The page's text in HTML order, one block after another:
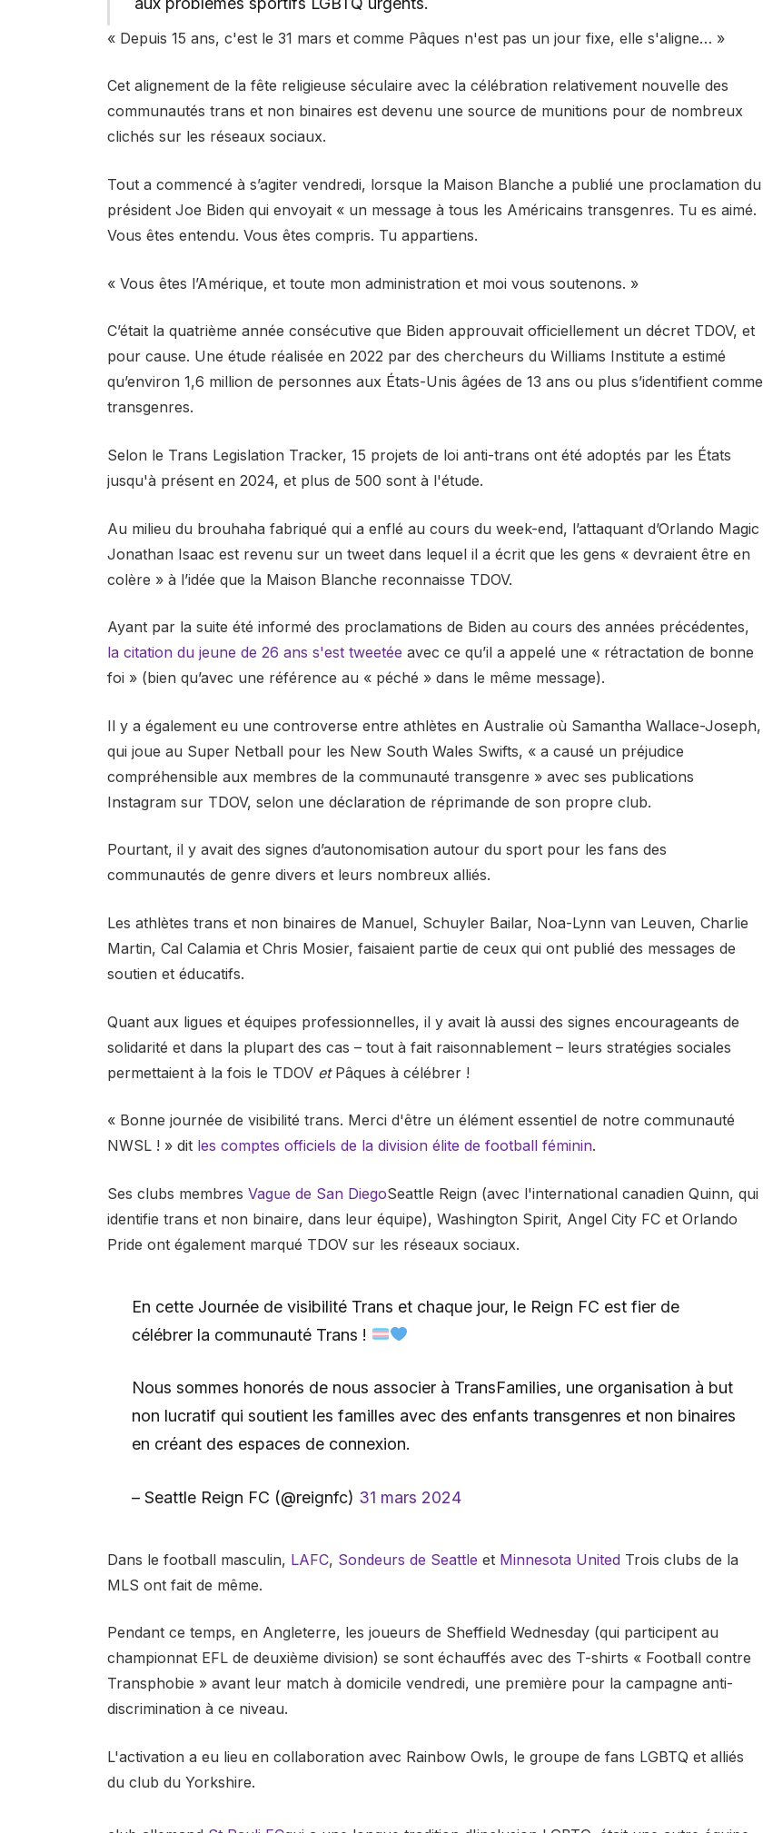
« Depuis 15 ans, c'est le 31 mars et comme Pâques n'est pas un jour fixe, elle s'aligne… »
Cet alignement de la fête religieuse séculaire avec la célébration relativement nouvelle des
communautés trans et non binaires est devenu une source de munitions pour de nombreux
clichés sur les réseaux sociaux.
Tout a commencé à s’agiter vendredi, lorsque la Maison Blanche a publié une proclamation du
président Joe Biden qui envoyait « un message à tous les Américains transgenres. Tu es aimé.
Vous êtes entendu. Vous êtes compris. Tu appartiens.
« Vous êtes l’Amérique, et toute mon administration et moi vous soutenons. »
C’était la quatrième année consécutive que Biden approuvait officiellement un décret TDOV, et
pour cause. Une étude réalisée en 2022 par des chercheurs du Williams Institute a estimé
qu’environ 1,6 million de personnes aux États-Unis âgées de 13 ans ou plus s’identifient comme
transgenres.
Selon le Trans Legislation Tracker, 15 projets de loi anti-trans ont été adoptés par les États
jusqu'à présent en 2024, et plus de 500 sont à l'étude.
Au milieu du brouhaha fabriqué qui a enflé au cours du week-end, l’attaquant d’Orlando Magic
Jonathan Isaac est revenu sur un tweet dans lequel il a écrit que les gens « devraient être en
colère » à l’idée que la Maison Blanche reconnaisse TDOV.
Ayant par la suite été informé des proclamations de Biden au cours des années précédentes,
la citation du jeune de 26 ans s'est tweetée avec ce qu’il a appelé une « rétractation de bonne
foi » (bien qu’avec une référence au « péché » dans le même message).
Il y a également eu une controverse entre athlètes en Australie où Samantha Wallace-Joseph,
qui joue au Super Netball pour les New South Wales Swifts, « a causé un préjudice
compréhensible aux membres de la communauté transgenre » avec ses publications
Instagram sur TDOV, selon une déclaration de réprimande de son propre club.
Pourtant, il y avait des signes d’autonomisation autour du sport pour les fans des
communautés de genre divers et leurs nombreux alliés.
Les athlètes trans et non binaires de Manuel, Schuyler Bailar, Noa-Lynn van Leuven, Charlie
Martin, Cal Calamia et Chris Mosier, faisaient partie de ceux qui ont publié des messages de
soutien et éducatifs.
Quant aux ligues et équipes professionnelles, il y avait là aussi des signes encourageants de
solidarité et dans la plupart des cas – tout à fait raisonnablement – ​​leurs stratégies sociales
permettaient à la fois le TDOV etPâques à célébrer !
« Bonne journée de visibilité trans. Merci d'être un élément essentiel de notre communauté
NWSL ! » dit les comptes officiels de la division élite de football féminin.
Ses clubs membres Vague de San DiegoSeattle Reign (avec l'international canadien Quinn, qui
identifie trans et non binaire, dans leur équipe), Washington Spirit, Angel City FC et Orlando
Pride ont également marqué TDOV sur les réseaux sociaux.
En cette Journée de visibilité Trans et chaque jour, le Reign FC est fier de
célébrer la communauté Trans !
Nous sommes honorés de nous associer à TransFamilies, une organisation à but
non lucratif qui soutient les familles avec des enfants transgenres et non binaires
en créant des espaces de connexion.
– Seattle Reign FC (@reignfc) 31 mars 2024
Dans le football masculin, LAFC, Sondeurs de Seattle et Minnesota UnitedTrois clubs de la
MLS ont fait de même.
Pendant ce temps, en Angleterre, les joueurs de Sheffield Wednesday (qui participent au
championnat EFL de deuxième division) se sont échauffés avec des T-shirts « Football contre
Transphobie » avant leur match à domicile vendredi, une première pour la campagne anti-
discrimination à ce niveau.
L'activation a eu lieu en collaboration avec Rainbow Owls, le groupe de fans LGBTQ et alliés
du club du Yorkshire.